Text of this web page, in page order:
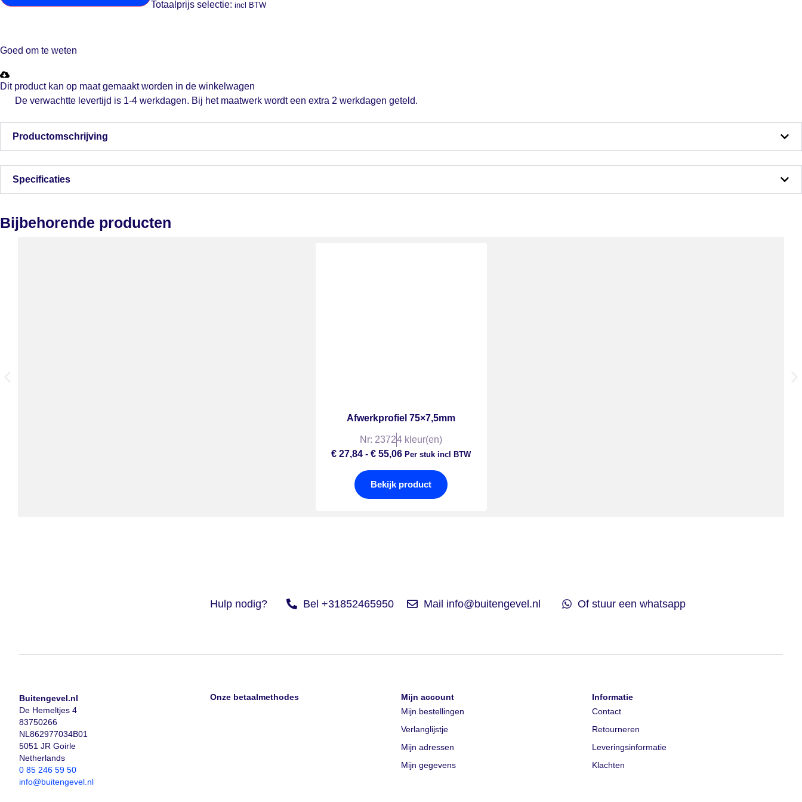
Totaalprijs selectie: incl BTW
Goed om te weten
Dit product kan op maat gemaakt worden in de winkelwagen
De verwachtte levertijd is 1-4 werkdagen. Bij het maatwerk wordt een extra 2 werkdagen geteld.
Productomschrijving
Specificaties
Bijbehorende producten
Afwerkprofiel 75×7,5mm
Nr: 23724 kleur(en)
€ 27,84 - € 55,06 Per stuk incl BTW
Bekijk product
Hulp nodig? Bel +31852465950 Mail info@buitengevel.nl Of stuur een whatsapp
Buitengevel.nl
De Hemeltjes 4
83750266
NL862977034B01
5051 JR Goirle
Netherlands
0 85 246 59 50
info@buitengevel.nl
Onze betaalmethodes
Mijn account
Mijn bestellingen
Verlanglijstje
Mijn adressen
Mijn gegevens
Informatie
Contact
Retourneren
Leveringsinformatie
Klachten